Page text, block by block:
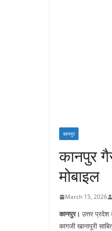
कानपुर
​कानपुर
मोबाइल
March 15, 2026
कानपुर। उत्तर
कागजी खानापूरी